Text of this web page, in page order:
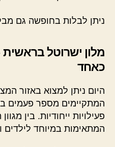
ניתן לבלות בחופשה גם
מלון ישרוטל בראשית
כאחד
היום ניתן למצוא באזור
המתקיימים מספר פעמים
פעילויות ייחודיות. בין
המתאימות במיוחד לילדים